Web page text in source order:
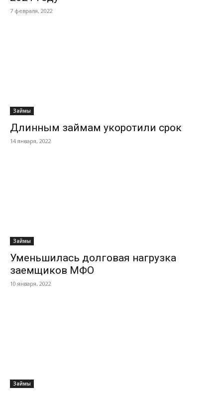
7 февраля, 2022
Займы
Длинным займам укоротили срок
14 января, 2022
Займы
Уменьшилась долговая нагрузка
заемщиков МФО
10 января, 2022
Займы